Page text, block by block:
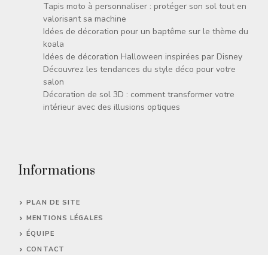
Tapis moto à personnaliser : protéger son sol tout en
valorisant sa machine
Idées de décoration pour un baptême sur le thème du
koala
Idées de décoration Halloween inspirées par Disney
Découvrez les tendances du style déco pour votre
salon
Décoration de sol 3D : comment transformer votre
intérieur avec des illusions optiques
Informations
PLAN DE SITE
MENTIONS LÉGALES
ÉQUIPE
CONTACT